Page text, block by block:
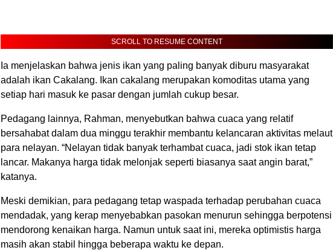
SCROLL TO RESUME CONTENT
Ia menjelaskan bahwa jenis ikan yang paling banyak diburu masyarakat
adalah ikan Cakalang. Ikan cakalang merupakan komoditas utama yang
setiap hari masuk ke pasar dengan jumlah cukup besar.
Pedagang lainnya, Rahman, menyebutkan bahwa cuaca yang relatif
bersahabat dalam dua minggu terakhir membantu kelancaran aktivitas melaut
para nelayan. “Nelayan tidak banyak terhambat cuaca, jadi stok ikan tetap
lancar. Makanya harga tidak melonjak seperti biasanya saat angin barat,”
katanya.
Meski demikian, para pedagang tetap waspada terhadap perubahan cuaca
mendadak, yang kerap menyebabkan pasokan menurun sehingga berpotensi
mendorong kenaikan harga. Namun untuk saat ini, mereka optimistis harga
masih akan stabil hingga beberapa waktu ke depan.